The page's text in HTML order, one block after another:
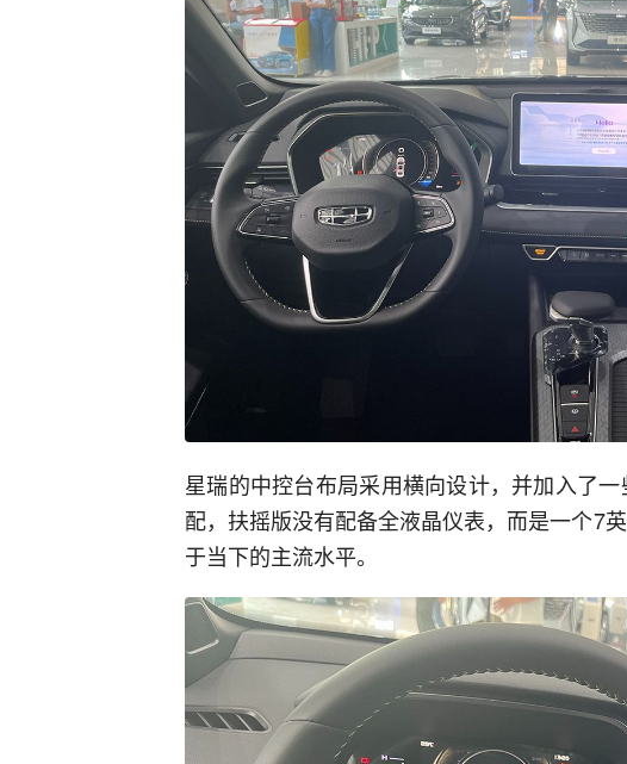
星瑞的中控台布局采用横向设计，并加入了
配，扶摇版没有配备全液晶仪表，而是一个7
于当下的主流水平。